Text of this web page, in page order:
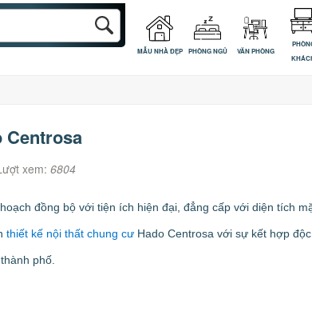
MẪU NHÀ ĐẸP PHÒNG NGỦ VĂN PHÒNG
Centrosa
xem: 6804
đồng bộ với tiện ích hiện đại, đẳng cấp với diện tích
thiết kế nội thất chung cưHado Centrosa với sự kết hợp
phố.